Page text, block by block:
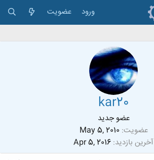
ورود عضویت
kar20
عضو جدید
عضویت May 5, 2010
آخرین بازدید Apr 5, 2016